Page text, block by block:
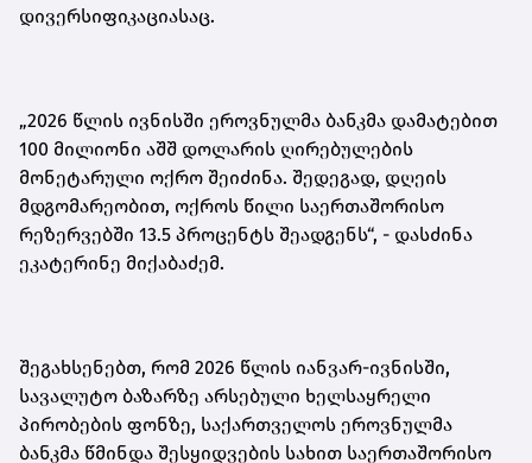
დივერსიფიკაციასაც.
„2026 წლის ივნისში ეროვნულმა ბანკმა დამატებით
100 მილიონი აშშ დოლარის ღირებულების
მონეტარული ოქრო შეიძინა. შედეგად, დღეის
მდგომარეობით, ოქროს წილი საერთაშორისო
რეზერვებში 13.5 პროცენტს შეადგენს“, - დასძინა
ეკატერინე მიქაბაძემ.
შეგახსენებთ, რომ 2026 წლის იანვარ-ივნისში,
სავალუტო ბაზარზე არსებული ხელსაყრელი
პირობების ფონზე, საქართველოს ეროვნულმა
ბანკმა წმინდა შესყიდვების სახით საერთაშორისო